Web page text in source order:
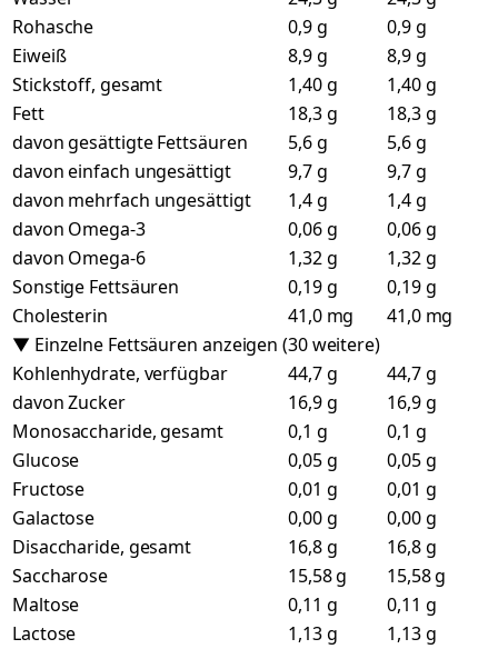
Rohasche
0,9 g
0,9 g
Eiweiß
8,9 g
8,9 g
Stickstoff, gesamt
1,40 g
1,40 g
Fett
18,3 g
18,3 g
davon gesättigte Fettsäuren
5,6 g
5,6 g
davon einfach ungesättigt
9,7 g
9,7 g
davon mehrfach ungesättigt
1,4 g
1,4 g
davon Omega-3
0,06 g
0,06 g
davon Omega-6
1,32 g
1,32 g
Sonstige Fettsäuren
0,19 g
0,19 g
Cholesterin
41,0 mg
41,0 mg
▼ Einzelne Fettsäuren anzeigen (30 weitere)
Kohlenhydrate, verfügbar
44,7 g
44,7 g
davon Zucker
16,9 g
16,9 g
Monosaccharide, gesamt
0,1 g
0,1 g
Glucose
0,05 g
0,05 g
Fructose
0,01 g
0,01 g
Galactose
0,00 g
0,00 g
Disaccharide, gesamt
16,8 g
16,8 g
Saccharose
15,58 g
15,58 g
Maltose
0,11 g
0,11 g
Lactose
1,13 g
1,13 g